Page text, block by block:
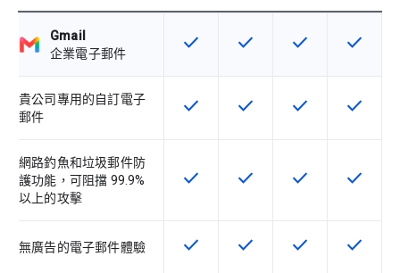
Gmail
企業電子郵件
這項功能適用於該 SKU
check 這項功能適用於該 SKU
check 這項功能適用於
check 這項功
check
貴公司專用的自訂電子
郵件
這項功能適用於該 SKU
check 這項功能適用於該 SKU
check 這項功能適用於
check 這項功
check
網路釣魚和垃圾郵件防
護功能，可阻擋 99.9%
以上的攻擊
這項功能適用於該 SKU
check 這項功能適用於該 SKU
check 這項功能適用於
check 這項功
check
無廣告的電子郵件體驗 這項功能適用於該 SKU
check 這項功能適用於該 SKU
check 這項功能適用於
check 這項功
check